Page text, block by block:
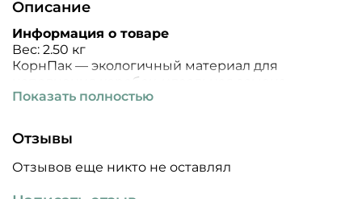
Описание
Информация о товаре
Вес: 2.50 кг
КорнПак — экологичный материал для
наполнения коробок, идеальная замена
пластиковым аналогам. Произведен
частности из кукурузы. Наполнитель
компостируется, не нанося вреда окружающей
среде.
Физические свойства
Показать полностью
Отзывы
Отзывов еще никто не оставлял